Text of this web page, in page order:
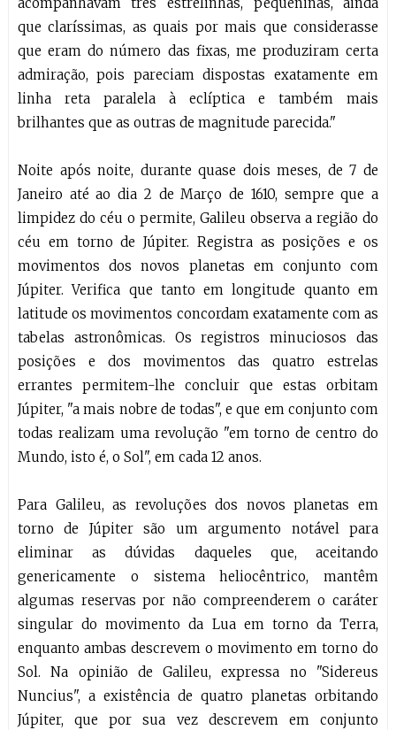
que claríssimas, as quais por mais que considerasse
que eram do número das fixas, me produziram certa
admiração, pois pareciam dispostas exatamente em
linha reta paralela à eclíptica e também mais
brilhantes que as outras de magnitude parecida."
Noite após noite, durante quase dois meses, de 7 de
Janeiro até ao dia 2 de Março de 1610, sempre que a
limpidez do céu o permite, Galileu observa a região do
céu em torno de Júpiter. Registra as posições e os
movimentos dos novos planetas em conjunto com
Júpiter. Verifica que tanto em longitude quanto em
latitude os movimentos concordam exatamente com as
tabelas astronômicas. Os registros minuciosos das
posições e dos movimentos das quatro estrelas
errantes permitem-lhe concluir que estas orbitam
Júpiter, "a mais nobre de todas", e que em conjunto com
todas realizam uma revolução "em torno de centro do
Mundo, isto é, o Sol", em cada 12 anos.
Para Galileu, as revoluções dos novos planetas em
torno de Júpiter são um argumento notável para
eliminar as dúvidas daqueles que, aceitando
genericamente o sistema heliocêntrico, mantêm
algumas reservas por não compreenderem o caráter
singular do movimento da Lua em torno da Terra,
enquanto ambas descrevem o movimento em torno do
Sol. Na opinião de Galileu, expressa no "Sidereus
Nuncius", a existência de quatro planetas orbitando
Júpiter, que por sua vez descrevem em conjunto